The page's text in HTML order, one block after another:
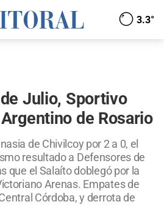
3.3°
Julio, Sportivo
de Rosario
de Chivilcoy por 2 a 0, el
resultado a Defensores de
que el Salaíto doblegó por la
Arenas. Empates de
Córdoba, y derrota de